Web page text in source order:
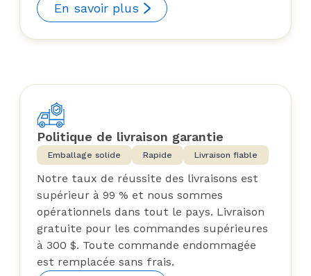
En savoir plus
Politique de livraison garantie
Emballage solide Rapide Livraison fiable
Notre taux de réussite des livraisons est
supérieur à 99 % et nous sommes
opérationnels dans tout le pays. Livraison
gratuite pour les commandes supérieures
à 300 $. Toute commande endommagée
est remplacée sans frais.